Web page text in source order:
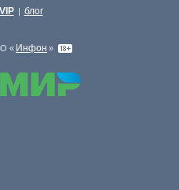
| блог
« Инфон »